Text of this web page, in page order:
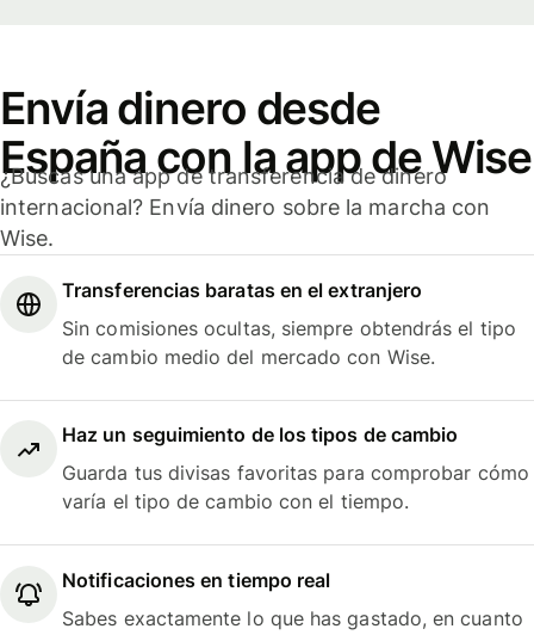
Envía dinero desde
España con la app de Wise
¿Buscas una app de transferencia de dinero
internacional? Envía dinero sobre la marcha con
Wise.
Transferencias baratas en el extranjero
Sin comisiones ocultas, siempre obtendrás el tipo
de cambio medio del mercado con Wise.
Haz un seguimiento de los tipos de cambio
Guarda tus divisas favoritas para comprobar cómo
varía el tipo de cambio con el tiempo.
Notificaciones en tiempo real
Sabes exactamente lo que has gastado, en cuanto